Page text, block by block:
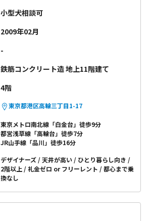
小型犬相談可
2009年02月
-
鉄筋コンクリート造 地上11階建て
4階
東京都港区高輪三丁目1-17
東京メトロ南北線「白金台」徒歩9分
都営浅草線「高輪台」徒歩7分
JR山手線「品川」徒歩16分
デザイナーズ 天井が高い
ひとり暮らし向き
2階以上
礼金ゼロ or フリーレント
都心まで乗
換なし